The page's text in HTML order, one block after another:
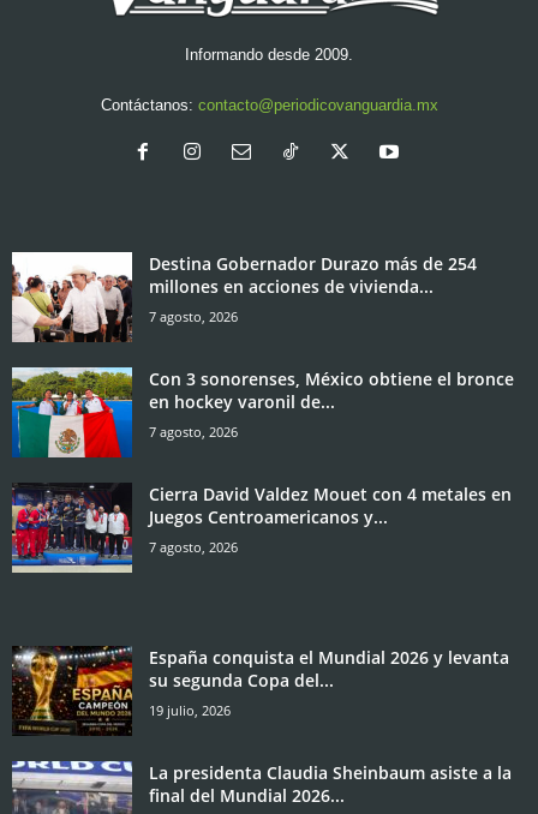
Informando desde 2009.
Contáctanos: contacto@periodicovanguardia.mx
Destina Gobernador Durazo más de 254
millones en acciones de vivienda...
7 agosto, 2026
Con 3 sonorenses, México obtiene el bronce
en hockey varonil de...
7 agosto, 2026
Cierra David Valdez Mouet con 4 metales en
Juegos Centroamericanos y...
7 agosto, 2026
España conquista el Mundial 2026 y levanta
su segunda Copa del...
19 julio, 2026
La presidenta Claudia Sheinbaum asiste a la
final del Mundial 2026...